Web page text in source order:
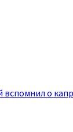
вспомнил о